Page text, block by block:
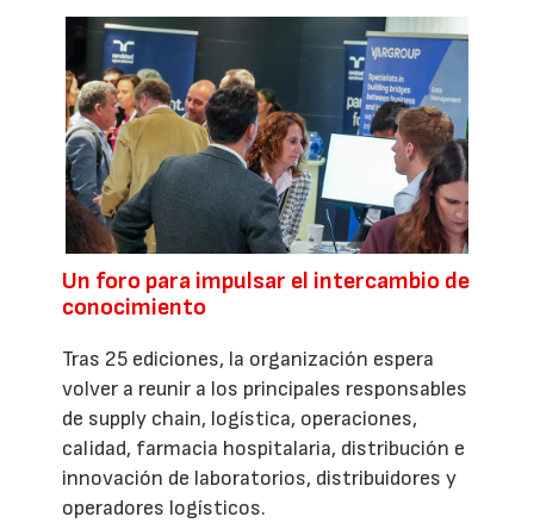
Un foro para impulsar el intercambio de
conocimiento
Tras 25 ediciones, la organización espera
volver a reunir a los principales responsables
de supply chain, logística, operaciones,
calidad, farmacia hospitalaria, distribución e
innovación de laboratorios, distribuidores y
operadores logísticos.